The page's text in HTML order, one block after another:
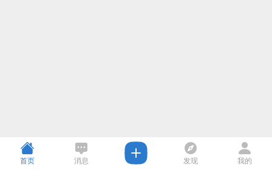
首页 消息 发现 我的